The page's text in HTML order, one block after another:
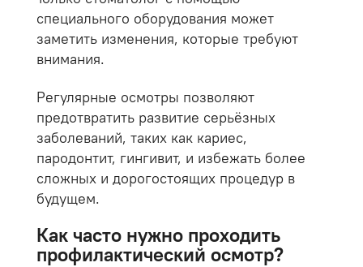
специального оборудования может
заметить изменения, которые требуют
внимания.
Регулярные осмотры позволяют
предотвратить развитие серьёзных
заболеваний, таких как кариес,
пародонтит, гингивит, и избежать более
сложных и дорогостоящих процедур в
будущем.
Как часто нужно проходить
профилактический осмотр?